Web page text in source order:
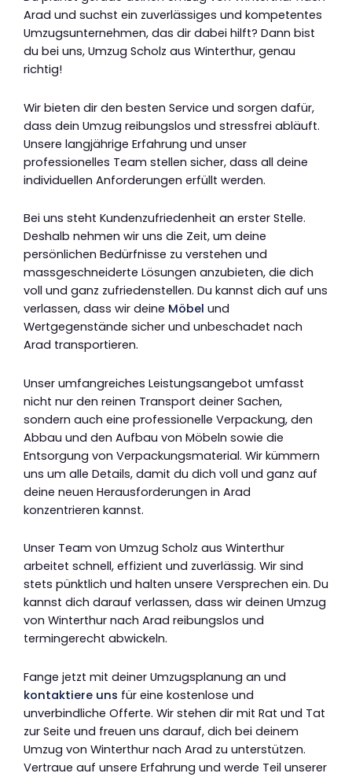
Arad und suchst ein zuverlässiges und kompetentes
Umzugsunternehmen, das dir dabei hilft? Dann bist
du bei uns, Umzug Scholz aus Winterthur, genau
richtig!
Wir bieten dir den besten Service und sorgen dafür,
dass dein Umzug reibungslos und stressfrei abläuft.
Unsere langjährige Erfahrung und unser
professionelles Team stellen sicher, dass all deine
individuellen Anforderungen erfüllt werden.
Bei uns steht Kundenzufriedenheit an erster Stelle.
Deshalb nehmen wir uns die Zeit, um deine
persönlichen Bedürfnisse zu verstehen und
massgeschneiderte Lösungen anzubieten, die dich
voll und ganz zufriedenstellen. Du kannst dich auf uns
verlassen, dass wir deine Möbel und
Wertgegenstände sicher und unbeschadet nach
Arad transportieren.
Unser umfangreiches Leistungsangebot umfasst
nicht nur den reinen Transport deiner Sachen,
sondern auch eine professionelle Verpackung, den
Abbau und den Aufbau von Möbeln sowie die
Entsorgung von Verpackungsmaterial. Wir kümmern
uns um alle Details, damit du dich voll und ganz auf
deine neuen Herausforderungen in Arad
konzentrieren kannst.
Unser Team von Umzug Scholz aus Winterthur
arbeitet schnell, effizient und zuverlässig. Wir sind
stets pünktlich und halten unsere Versprechen ein. Du
kannst dich darauf verlassen, dass wir deinen Umzug
von Winterthur nach Arad reibungslos und
termingerecht abwickeln.
Fange jetzt mit deiner Umzugsplanung an und
kontaktiere uns für eine kostenlose und
unverbindliche Offerte. Wir stehen dir mit Rat und Tat
zur Seite und freuen uns darauf, dich bei deinem
Umzug von Winterthur nach Arad zu unterstützen.
Vertraue auf unsere Erfahrung und werde Teil unserer